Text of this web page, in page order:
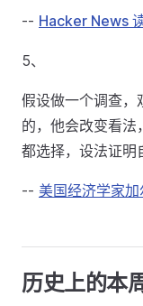
-- Hacker News
5、
假设做一个调查，
的，他会改变看法
都选择，设法证明
-- 美国经济学家
历史上的本